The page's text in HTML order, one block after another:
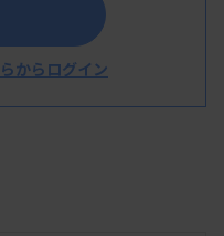
四半期決算は、売上
比14.0％増）、営業
からログイン